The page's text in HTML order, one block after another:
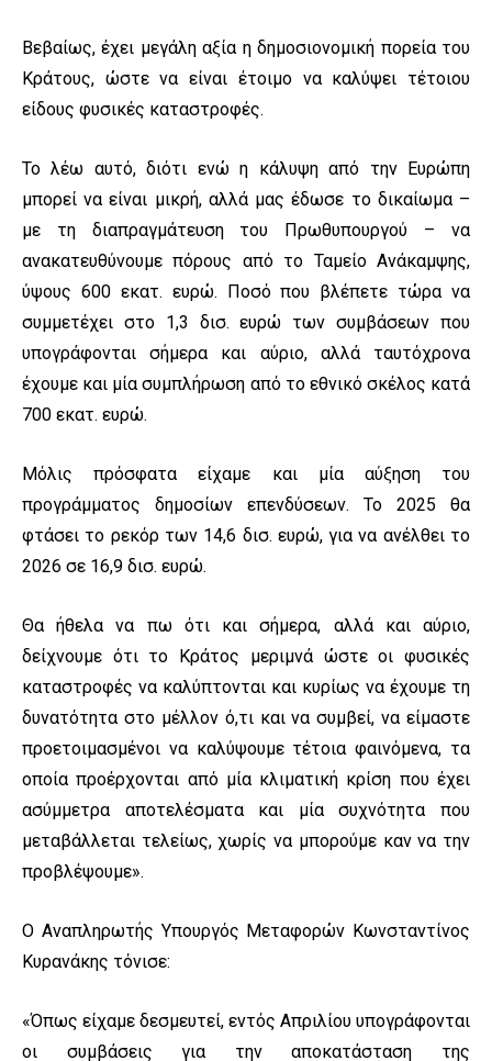
Βεβαίως, έχει μεγάλη αξία η δημοσιονομική πορεία του
Κράτους, ώστε να είναι έτοιμο να καλύψει τέτοιου
είδους φυσικές καταστροφές.
Το λέω αυτό, διότι ενώ η κάλυψη από την Ευρώπη
μπορεί να είναι μικρή, αλλά μας έδωσε το δικαίωμα –
με τη διαπραγμάτευση του Πρωθυπουργού – να
ανακατευθύνουμε πόρους από το Ταμείο Ανάκαμψης,
ύψους 600 εκατ. ευρώ. Ποσό που βλέπετε τώρα να
συμμετέχει στο 1,3 δισ. ευρώ των συμβάσεων που
υπογράφονται σήμερα και αύριο, αλλά ταυτόχρονα
έχουμε και μία συμπλήρωση από το εθνικό σκέλος κατά
700 εκατ. ευρώ.
Μόλις πρόσφατα είχαμε και μία αύξηση του
προγράμματος δημοσίων επενδύσεων. Το 2025 θα
φτάσει το ρεκόρ των 14,6 δισ. ευρώ, για να ανέλθει το
2026 σε 16,9 δισ. ευρώ.
Θα ήθελα να πω ότι και σήμερα, αλλά και αύριο,
δείχνουμε ότι το Κράτος μεριμνά ώστε οι φυσικές
καταστροφές να καλύπτονται και κυρίως να έχουμε τη
δυνατότητα στο μέλλον ό,τι και να συμβεί, να είμαστε
προετοιμασμένοι να καλύψουμε τέτοια φαινόμενα, τα
οποία προέρχονται από μία κλιματική κρίση που έχει
ασύμμετρα αποτελέσματα και μία συχνότητα που
μεταβάλλεται τελείως, χωρίς να μπορούμε καν να την
προβλέψουμε».
Ο Αναπληρωτής Υπουργός Μεταφορών Κωνσταντίνος
Κυρανάκης τόνισε:
«Όπως είχαμε δεσμευτεί, εντός Απριλίου υπογράφονται
οι συμβάσεις για την αποκατάσταση της